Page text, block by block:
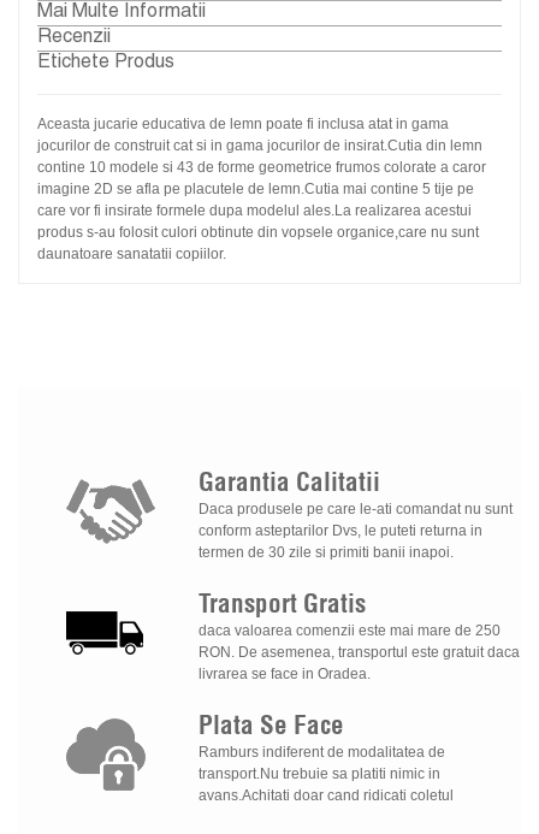
Mai Multe Informatii
Recenzii
Etichete Produs
Aceasta jucarie educativa de lemn poate fi inclusa atat in gama
jocurilor de construit cat si in gama jocurilor de insirat.Cutia din lemn
contine 10 modele si 43 de forme geometrice frumos colorate a caror
imagine 2D se afla pe placutele de lemn.Cutia mai contine 5 tije pe
care vor fi insirate formele dupa modelul ales.La realizarea acestui
produs s-au folosit culori obtinute din vopsele organice,care nu sunt
daunatoare sanatatii copiilor.
Garantia Calitatii
Daca produsele pe care le-ati comandat nu sunt
conform asteptarilor Dvs, le puteti returna in
termen de 30 zile si primiti banii inapoi.
Transport Gratis
daca valoarea comenzii este mai mare de 250
RON. De asemenea, transportul este gratuit daca
livrarea se face in Oradea.
Plata Se Face
Ramburs indiferent de modalitatea de
transport.Nu trebuie sa platiti nimic in
avans.Achitati doar cand ridicati coletul